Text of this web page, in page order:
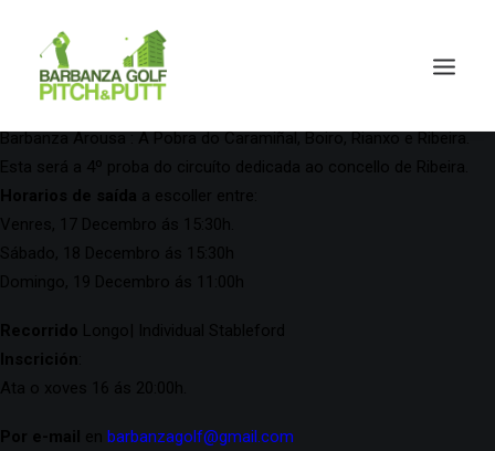
O circuíto consta de 4 probas puntuables federadas que puntuarán
para dúas clasificacións: Clasificación do circuíto e Puntuable OM.
Barbanza Arousa : A Pobra do Caramiñal, Boiro, Rianxo e Ribeira.
Esta será a 4º proba do circuíto dedicada ao concello de Ribeira.
Horarios de saída a escoller entre:
Venres, 17 Decembro ás 15:30h.
Sábado, 18 Decembro ás 15:30h
Domingo, 19 Decembro ás 11:00h
Recorrido Longo| Individual Stableford
Inscrición
Ata o xoves 16 ás 20:00h.
Por e-mail en barbanzagolf@gmail.com